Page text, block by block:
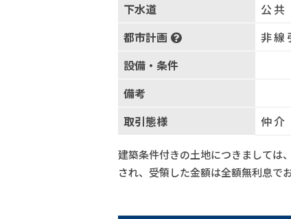
下水道
公共
都市計画
非線
設備・条件
備考
取引態様
仲介
建築条件付きの土地につきましては
され、受領した金額は全額無利息で